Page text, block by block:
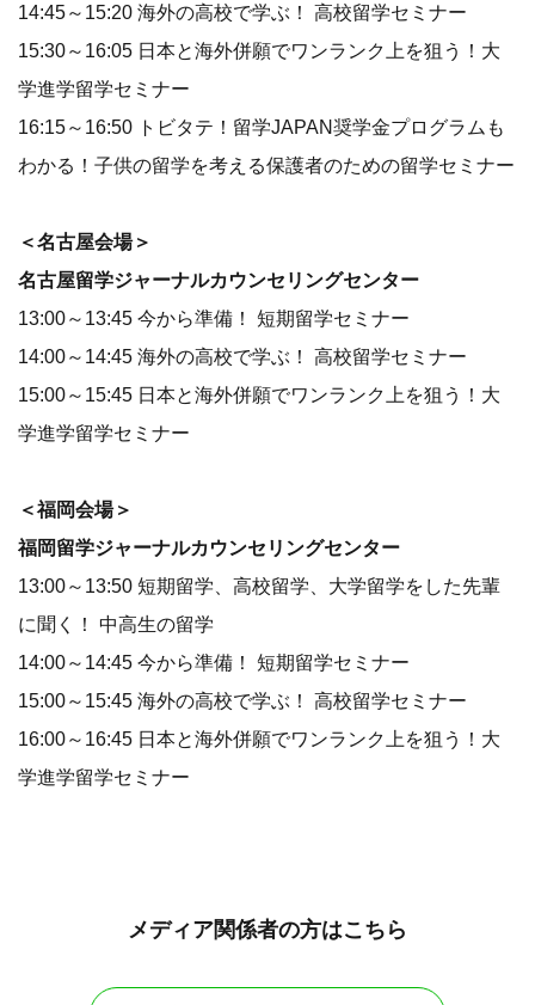
14:45～15:20 海外の高校で学ぶ！ 高校留学セミナー
15:30～16:05 日本と海外併願でワンランク上を狙う！大
学進学留学セミナー
16:15～16:50 トビタテ！留学JAPAN奨学金プログラムも
わかる！子供の留学を考える保護者のための留学セミナー
＜名古屋会場＞
名古屋留学ジャーナルカウンセリングセンター
13:00～13:45 今から準備！ 短期留学セミナー
14:00～14:45 海外の高校で学ぶ！ 高校留学セミナー
15:00～15:45 日本と海外併願でワンランク上を狙う！大
学進学留学セミナー
＜福岡会場＞
福岡留学ジャーナルカウンセリングセンター
13:00～13:50 短期留学、高校留学、大学留学をした先輩
に聞く！ 中高生の留学
14:00～14:45 今から準備！ 短期留学セミナー
15:00～15:45 海外の高校で学ぶ！ 高校留学セミナー
16:00～16:45 日本と海外併願でワンランク上を狙う！大
学進学留学セミナー
メディア関係者の方はこちら